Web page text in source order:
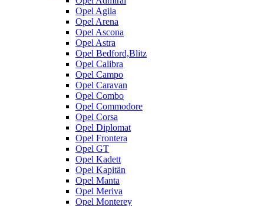
Opel Agila
Opel Arena
Opel Ascona
Opel Astra
Opel Bedford,Blitz
Opel Calibra
Opel Campo
Opel Caravan
Opel Combo
Opel Commodore
Opel Corsa
Opel Diplomat
Opel Frontera
Opel GT
Opel Kadett
Opel Kapitän
Opel Manta
Opel Meriva
Opel Monterey